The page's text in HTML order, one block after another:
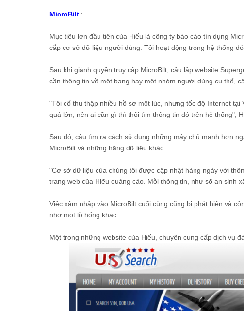
MicroBilt :
Mục tiêu lớn đầu tiên của Hiếu là công ty báo cáo tín dụng
cắp cơ sở dữ liệu người dùng. Tôi hoạt động trong hệ thống
Sau khi giành quyền truy cập MicroBilt, cậu lập website
cần thông tin về một bang hay một nhóm người dùng cụ thể,
"Tôi cố thu thập nhiều hồ sơ một lúc, nhưng tốc độ Internet
quá lớn, nên ai cần gì thì thôi tìm thông tin đó trên hệ thống",
Sau đó, cậu tìm ra cách sử dụng những máy chủ mạnh hơn
MicroBilt và những hãng dữ liệu khác.
"Cơ sở dữ liệu của chúng tôi được cập nhật hàng ngày với
trang web của Hiếu quảng cáo. Mỗi thông tin, như số an sinh
Việc xâm nhập vào MicroBilt cuối cùng cũng bị phát hiện và
nhờ một lỗ hổng khác.
Một trong những website của Hiếu, chuyên cung cấp dịch vụ